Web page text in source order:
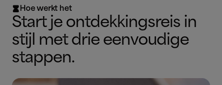
 Hoe werkt het
Start je ontdekkingsreis in
stijl met drie eenvoudige
stappen.